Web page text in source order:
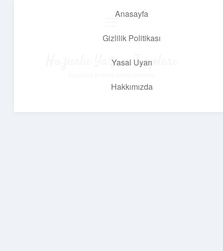
Anasayfa
Gizlilik Politikası
Yasal Uyarı
Hakkımızda
Huzurlu Yaşam Tüyoları